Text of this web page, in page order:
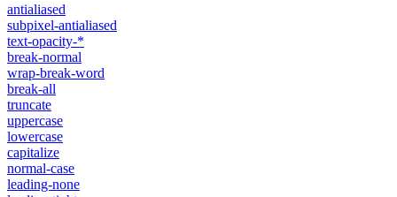
antialiased
subpixel-antialiased
text-opacity-*
break-normal
wrap-break-word
break-all
truncate
uppercase
lowercase
capitalize
normal-case
leading-none